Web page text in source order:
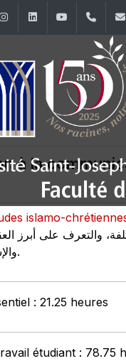
InstagramLinkedInYouTube
à la
islamo-
والتعرف على أبرز
والإسلاميّة العامة.
: 21.25 heures
étudiant : 78.75